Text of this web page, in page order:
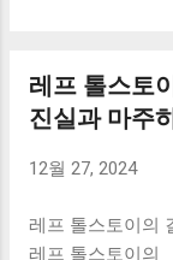
었습니다. 이 책
는 용기'입니다.
력과 도전 정신의
은 제게 안주하지
외감마저 불러일
야망을 정당화하
리고 파멸이었습
모습을 통해 인간
레프 톨스토
진실과 마주
12월 27, 2024
레프 톨스토이의
레프 톨스토이의